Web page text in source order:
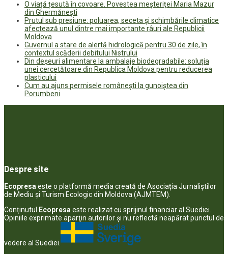
O viață țesută în covoare. Povestea meșteriței Maria Mazur
din Ghermănești
Prutul sub presiune: poluarea, seceta și schimbările climatice
afectează unul dintre mai importante râuri ale Republicii
Moldova
Guvernul a stare de alertă hidrologică pentru 30 de zile, în
contextul scăderii debitului Nistrului
Din deșeuri alimentare la ambalaje biodegradabile: soluția
unei cercetătoare din Republica Moldova pentru reducerea
plasticului
Cum au ajuns permisele românești la gunoiștea din
Porumbeni
Despre site
Ecopresa este o platformă media creată de Asociația Jurnaliștilor
de Mediu și Turism Ecologic din Moldova (AJMTEM).
Conținutul Ecopresa este realizat cu sprijinul financiar al Suediei.
Opiniile exprimate aparţin autorilor şi nu reflectă neapărat punctul de
vedere al Suediei.